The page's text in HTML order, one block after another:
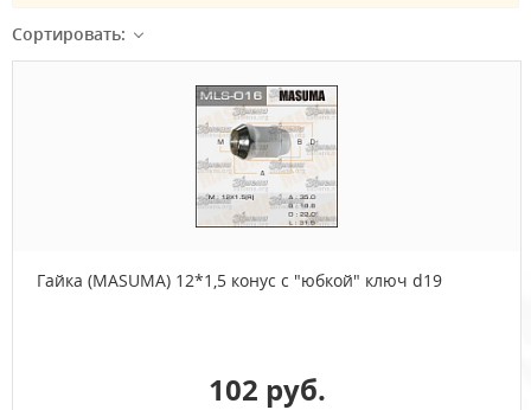
Сортировать:
Гайка (MASUMA) 12*1,5 конус с "юбкой" ключ d19
102 руб.